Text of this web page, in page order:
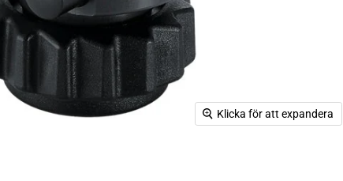
Klicka för att expandera